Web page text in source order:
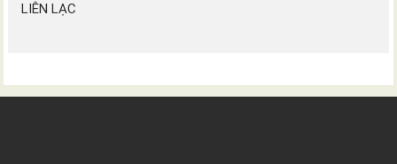
LIÊN LẠC